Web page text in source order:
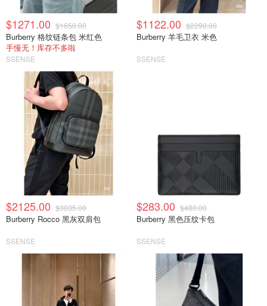
$1271.00 $1650.00
Burberry 格纹链条包 米红色
手慢无！库存不多啦
SSENSE
$1122.00 $2290.00
Burberry 羊毛卫衣 米色
SSENSE
$2125.00 $3035.00
Burberry Rocco 黑灰双肩包
SSENSE
$283.00 $480.00
Burberry 黑色压纹卡包
SSENSE